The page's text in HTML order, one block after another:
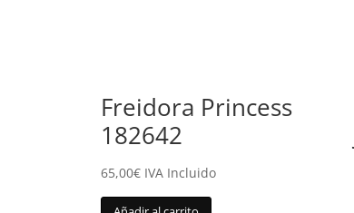
Freidora Princess
182642
65,00€ IVA Incluido